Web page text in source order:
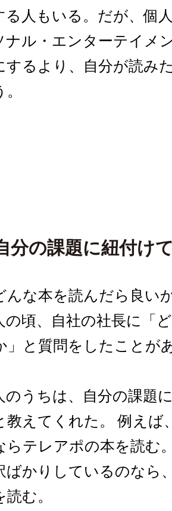
る人もいる。だが、個
ナル・エンターテイメ
するより、自分が読み
分の課題に紐付け
んな本を読んだら良い
の頃、自社の社長に「
」と質問をしたことが
のうちは、自分の課題
教えてくれた。 例えば
らテレアポの本を読む
ばかりしているのなら
む。